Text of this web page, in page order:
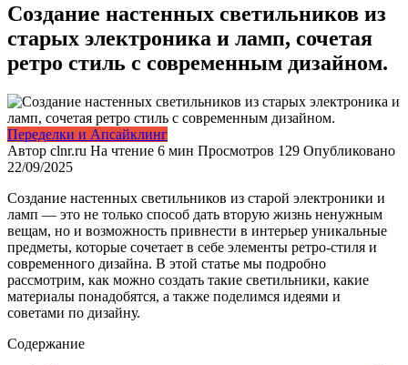
Создание настенных светильников из
старых электроника и ламп, сочетая
ретро стиль с современным дизайном.
Переделки и Апсайклинг
Автор clnr.ru На чтение 6 мин Просмотров 129 Опубликовано
22/09/2025
Создание настенных светильников из старой электроники и
ламп — это не только способ дать вторую жизнь ненужным
вещам, но и возможность привнести в интерьер уникальные
предметы, которые сочетает в себе элементы ретро-стиля и
современного дизайна. В этой статье мы подробно
рассмотрим, как можно создать такие светильники, какие
материалы понадобятся, а также поделимся идеями и
советами по дизайну.
Содержание